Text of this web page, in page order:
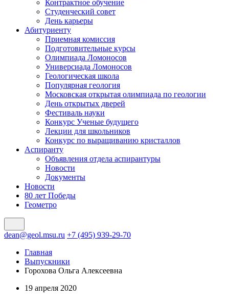
Контрактное обучение
Студенческий совет
День карьеры
Абитуриенту
Приемная комиссия
Подготовительные курсы
Олимпиада Ломоносов
Универсиада Ломоносов
Геологическая школа
Популярная геология
Московская открытая олимпиада по геологии
День открытых дверей
Фестиваль науки
Конкурс Ученые будущего
Лекции для школьников
Конкурс по выращиванию кристаллов
Аспиранту
Объявления отдела аспирантуры
Новости
Документы
Новости
80 лет Победы
Геометро
dean@geol.msu.ru +7 (495) 939-29-70
Главная
Выпускники
Горохова Ольга Алексеевна
19 апреля 2020